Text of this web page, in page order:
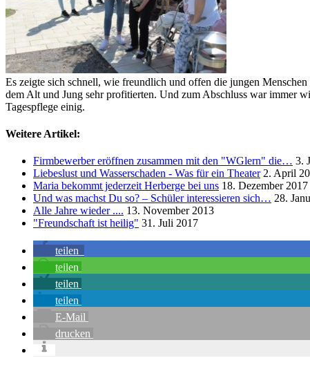
Es zeigte sich schnell, wie freundlich und offen die jungen
dem Alt und Jung sehr profitierten. Und zum Abschluss war immer
Tagespflege einig.
Weitere Artikel:
Firmbewerber eröffnen zusammen mit den "WGlern" die… 3.
Liebeslust und Wasserschaden - Was für ein Theater2. April
Maria bekommt jederzeit Herberge bei uns 18. Dezember 2017
Und was machst Du so? – Schüler interessieren sich… 28.
Alle Jahre wieder .... 13. November 2013
"Freundschaft ist heilig" 31. Juli 2017
teilen
teilen
teilen
teilen
E-Mail
drucken